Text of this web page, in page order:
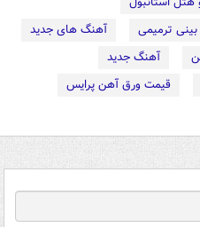
ترمیمی
آهنگ های جدید
آهنگ جدید
قیمت ورق آهن پرایس